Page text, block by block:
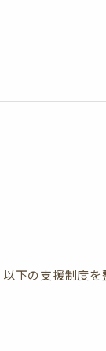
下の支援制度を